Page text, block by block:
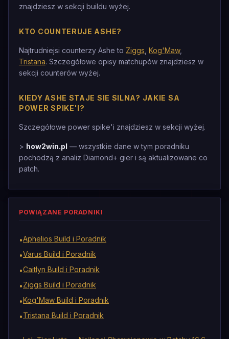
znajdziesz w sekcji buildu wyżej.
KTO COUNTERUJE ASHE?
Najtrudniejsi counterzy Ashe to Ziggs Kog'Maw,
Tristana. Szczegółowe opisy matchupów znajdziesz w
sekcji counterów wyżej.
KIEDY ASHE STAJE SIE SILNA? JAKIE SA
POWER SPIKE'I?
Szczegółowe power spike'i znajdziesz w sekcji wyżej.
> how2win.pl — wszystkie dane w tym poradniku
pochodzą z analiz Diamond+ gier i są aktualizowane co
patch.
POWIĄZANE PORADNIKI
•Aphelios Build i Poradnik
•Varus Build i Poradnik
•Caitlyn Build i Poradnik
•Ziggs Build i Poradnik
•Kog'Maw Build i Poradnik
•Tristana Build i Poradnik